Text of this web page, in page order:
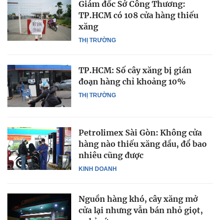
THỊ TRƯỜNG
Giám đốc Sở Công Thương:
TP.HCM có 108 cửa hàng thiếu
xăng
THỊ TRƯỜNG
TP.HCM: Số cây xăng bị gián
đoạn hàng chỉ khoảng 10%
KINH DOANH
Petrolimex Sài Gòn: Không cửa
hàng nào thiếu xăng dầu, đổ bao
nhiêu cũng được
Nguồn hàng khó, cây xăng mở
cửa lại nhưng vẫn bán nhỏ giọt,